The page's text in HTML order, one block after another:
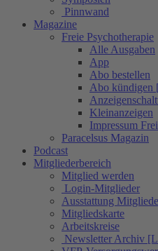
Pinnwand
Magazine
Freie Psychotherapie
Alle Ausgaben
App
Abo bestellen
Abo kündigen
Kleinanzeigen
Impressum
Paracelsus Magazin
Podcast
Mitgliederbereich
Mitglied werden
Login-Mitglieder
Ausstattung
Mitgliedskarte
Arbeitskreise
Newsletter Archiv